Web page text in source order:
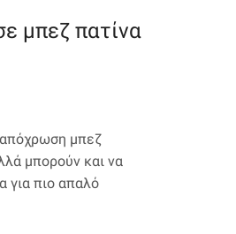
μπεζ πατίνα
απόχρωση μπεζ
μπορούν και να
για πιο απαλό